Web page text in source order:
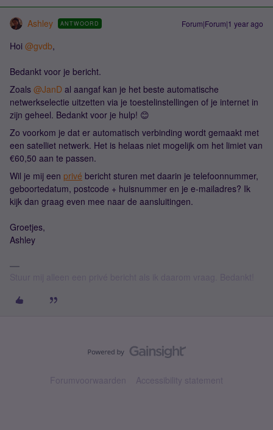
Ashley ANTWOORD Forum|Forum|1 year ago
Hoi @gvdb,
Bedankt voor je bericht.
Zoals @JanD al aangaf kan je het beste automatische
netwerkselectie uitzetten via je toestelinstellingen of je internet in
zijn geheel. Bedankt voor je hulp! 😊
Zo voorkom je dat er automatisch verbinding wordt gemaakt met
een satelliet netwerk. Het is helaas niet mogelijk om het limiet van
€60,50 aan te passen.
Wil je mij een privé bericht sturen met daarin je telefoonnummer,
geboortedatum, postcode + huisnummer en je e-mailadres? Ik
kijk dan graag even mee naar de aansluitingen.
Groetjes,
Ashley
Forumvoorwaarden Accessibility statement